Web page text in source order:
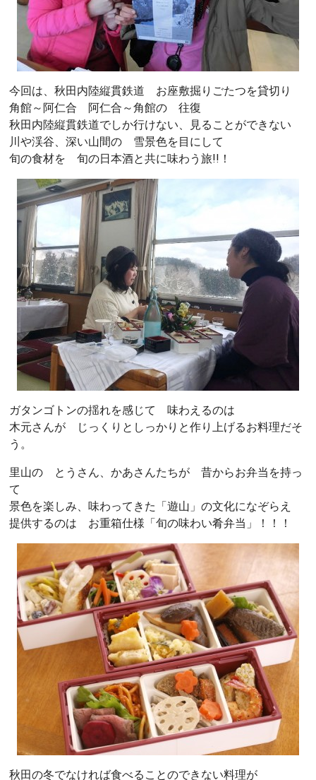
今回は、秋田内陸縦貫鉄道 お座敷掘りごたつを貸切り
角館～阿仁合 阿仁合～角館の 往復
秋田内陸縦貫鉄道でしか行けない、見ることができない
川や渓谷、深い山間の 雪景色を目にして
旬の食材を 旬の日本酒と共に味わう旅!!！
ガタンゴトンの揺れを感じて 味わえるのは
木元さんが じっくりとしっかりと作り上げるお料理だそ
う。
里山の とうさん、かあさんたちが 昔からお弁当を持っ
て
景色を楽しみ、味わってきた「遊山」の文化になぞらえ
提供するのは お重箱仕様「旬の味わい肴弁当」！！！
秋田の冬でなければ食べることのできない料理が